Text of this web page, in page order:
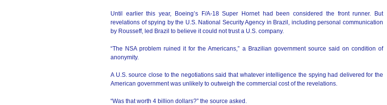
Until earlier this year, Boeing’s F/A-18 Super Hornet had been considered the front runner. But
revelations of spying by the U.S. National Security Agency in Brazil, including personal communication
by Rousseff, led Brazil to believe it could not trust a U.S. company.
“The NSA problem ruined it for the Americans,” a Brazilian government source said on condition of
anonymity.
A U.S. source close to the negotiations said that whatever intelligence the spying had delivered for the
American government was unlikely to outweigh the commercial cost of the revelations.
“Was that worth 4 billion dollars?” the source asked.